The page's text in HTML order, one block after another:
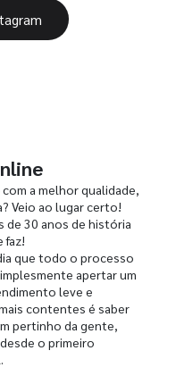
com a melhor qualidade,
Veio ao lugar certo!
de 30 anos de história
faz!
que todo o processo
apertar um
leve e
contentes é saber
pertinho da gente,
o primeiro